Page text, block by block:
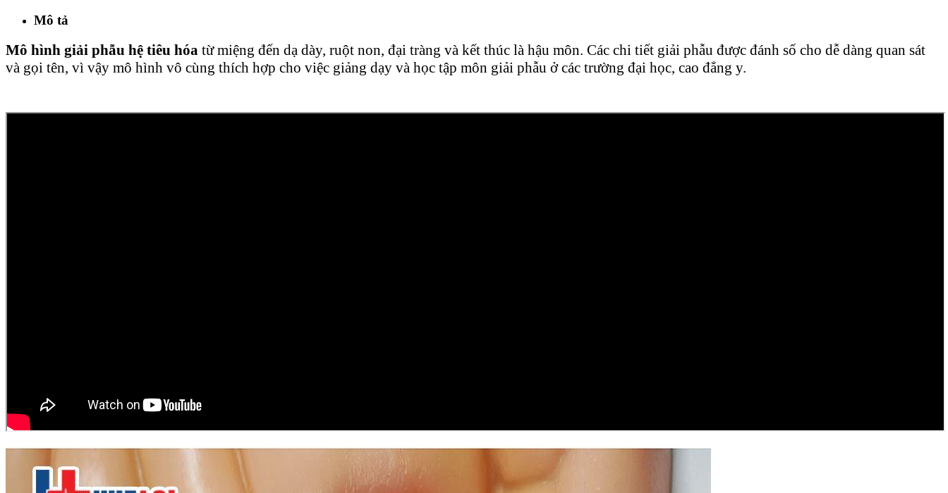
Mô tả
Mô hình giải phẫu hệ tiêu hóa từ miệng đến dạ dày, ruột non, đại tràng và kết thúc là hậu môn. Các chi tiết giải phẫu được đánh số cho dễ dàng quan sát
và gọi tên, vì vậy mô hình vô cùng thích hợp cho việc giảng dạy và học tập môn giải phẫu ở các trường đại học, cao đẳng y.